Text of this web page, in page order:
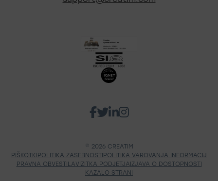
Socialna omrežja Creatim
Facebook (nov
Twitter (nov
Linkedin (nov
Instagram (nov
© 2026 CREATIM
PIŠKOTKI POLITIKA ZASEBNOSTI
POLITIKA VAROVANJA INFORMACIJ
PRAVNA OBVESTILAVIZITKA PODJETJA IZJAVA O DOSTOPNOSTI
KAZALO STRANI